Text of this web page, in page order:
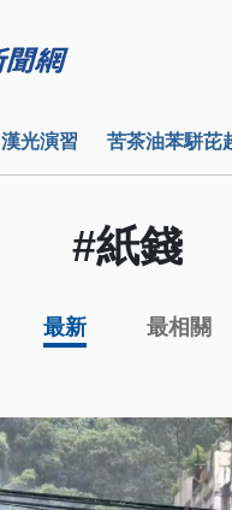
漢光演習 苦茶油苯駢芘
#紙錢
最新 最相關